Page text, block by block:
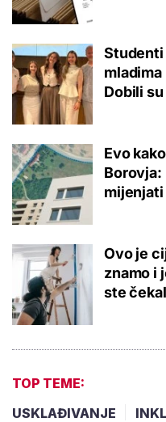
Studenti
Dobili
Evo
Borovja:
Ovo je
znamo i
ste
TOP TEME:
USKLAĐIVANJE